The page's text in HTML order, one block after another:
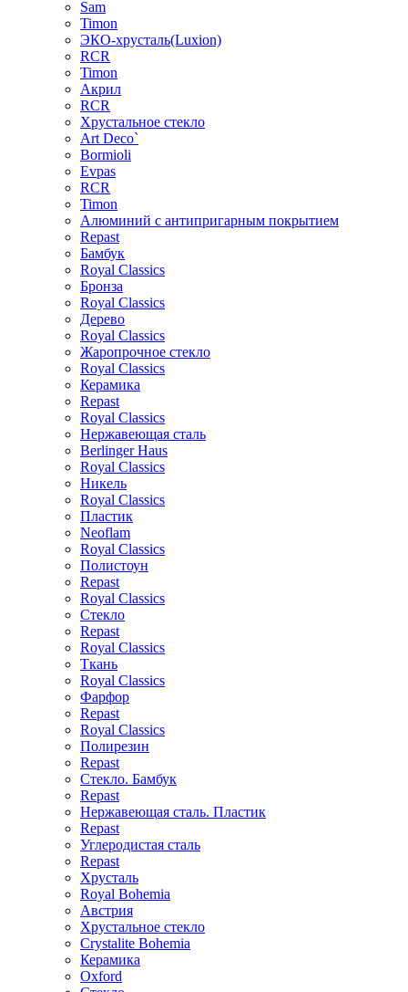
Sam
Timon
ЭКО-хрусталь(Luxion)
RCR
Timon
Акрил
RCR
Хрустальное стекло
Art Deco`
Bormioli
Evpas
RCR
Timon
Алюминий с антипригарным покрытием
Repast
Бамбук
Royal Classics
Бронза
Royal Classics
Дерево
Royal Classics
Жаропрочное стекло
Royal Classics
Керамика
Repast
Royal Classics
Нержавеющая сталь
Berlinger Haus
Royal Classics
Никель
Royal Classics
Пластик
Neoflam
Royal Classics
Полистоун
Repast
Royal Classics
Стекло
Repast
Royal Classics
Ткань
Royal Classics
Фарфор
Repast
Royal Classics
Полирезин
Repast
Стекло. Бамбук
Repast
Нержавеющая сталь. Пластик
Repast
Углеродистая сталь
Repast
Хрусталь
Royal Bohemia
Австрия
Хрустальное стекло
Crystalite Bohemia
Керамика
Oxford